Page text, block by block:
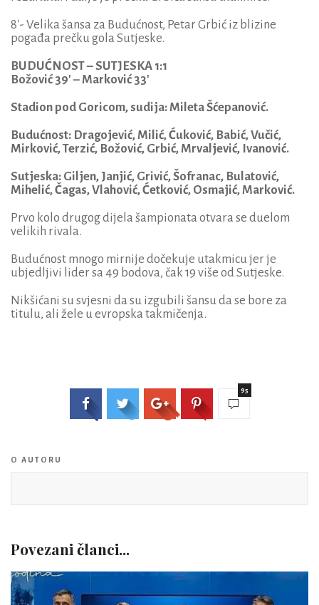
8′- Velika šansa za Budućnost, Petar Grbić iz blizine
pogađa prečku gola Sutjeske.
BUDUĆNOST – SUTJESKA 1:1
Božović 39′ – Marković 33′
Stadion pod Goricom, sudija: Mileta Šćepanović.
Budućnost: Dragojević, Milić, Ćuković, Babić, Vučić,
Mirković, Terzić, Božović, Grbić, Mrvaljević, Ivanović.
Sutjeska: Giljen, Janjić, Grivić, Šofranac, Bulatović,
Mihelić, Čagas, Vlahović, Ćetković, Osmajić, Marković.
Prvo kolo drugog dijela šampionata otvara se duelom
velikih rivala.
Budućnost mnogo mirnije dočekuje utakmicu jer je
ubjedljivi lider sa 49 bodova, čak 19 više od Sutjeske.
Nikšićani su svjesni da su izgubili šansu da se bore za
titulu, ali žele u evropska takmičenja.
95
O AUTORU
Povezani članci...